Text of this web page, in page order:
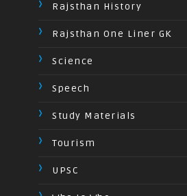
Rajsthan History
Rajsthan One Liner GK
Science
Speech
Study Materials
Tourism
UPSC